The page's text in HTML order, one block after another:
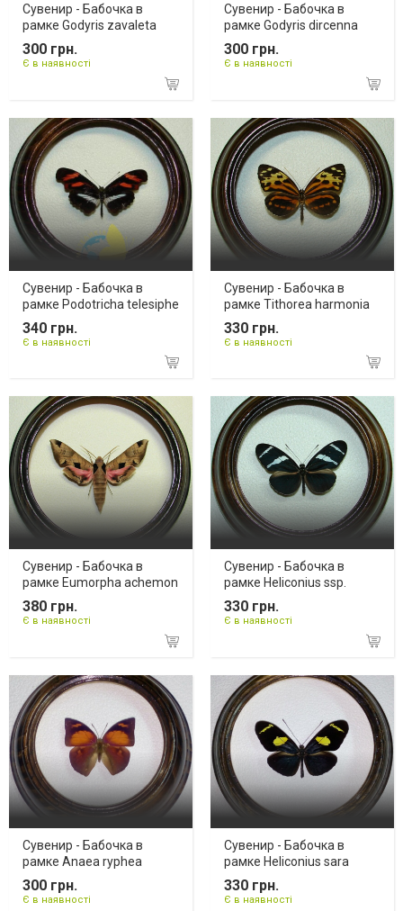
Сувенир - Бабочка в
рамке Godyris zavaleta
300 грн.
Є в наявності
Сувенир - Бабочка в
рамке Godyris dircenna
300 грн.
Є в наявності
Сувенир - Бабочка в
рамке Podotricha telesiphe
340 грн.
Є в наявності
Сувенир - Бабочка в
рамке Tithorea harmonia
330 грн.
Є в наявності
Сувенир - Бабочка в
рамке Eumorpha achemon
380 грн.
Є в наявності
Сувенир - Бабочка в
рамке Heliconius ssp.
330 грн.
Є в наявності
Сувенир - Бабочка в
рамке Anaea ryphea
300 грн.
Є в наявності
Сувенир - Бабочка в
рамке Heliconius sara
330 грн.
Є в наявності